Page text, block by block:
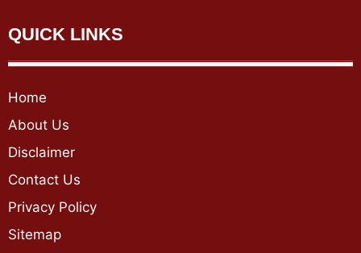
QUICK LINKS
Home
About Us
Disclaimer
Contact Us
Privacy Policy
Sitemap